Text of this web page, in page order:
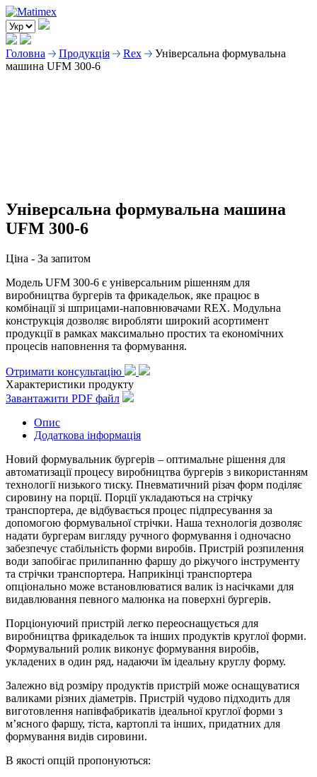
Головна Продукція Rex
Універсальна формувальна
машина UFM 300-6
Універсальна формувальна машина
UFM 300-6
Ціна - За запитом
Модель UFM 300-6 є універсальним рішенням для
виробництва бургерів та фрикадельок, яке працює в
комбінації зі шприцами-наповнювачами REX. Модульна
конструкція дозволяє виробляти широкий асортимент
продукції в рамках максимально простих та економічних
процесів наповнення та формування.
Отримати консультацію
Характеристики продукту
Завантажити PDF файл
Опис
Додаткова інформація
Новий формувальник бургерів – оптимальне рішення для
автоматизації процесу виробництва бургерів з використанням
технології низького тиску. Пневматичний різач форм поділяє
сировину на порції. Порції укладаються на стрічку
транспортера, де відбувається процес підпресування за
допомогою формувальної стрічки. Наша технологія дозволяє
надати бургерам вигляду ручного формування і одночасно
забезпечує стабільність форми виробів. Пристрій розпилення
води запобігає прилипанню фаршу до ріжучого інструменту
та стрічки транспортера. Наприкінці транспортера
опціонально може встановлюватися валик із насічками для
видавлювання певного малюнка на поверхні бургерів.
Порціонуючий пристрій легко переоснащується для
виробництва фрикадельок та інших продуктів круглої форми.
Формувальний ролик виконує формування виробів,
укладених в один ряд, надаючи їм ідеальну круглу форму.
Залежно від розміру продуктів пристрій може оснащуватися
валиками різних діаметрів. Пристрій чудово підходить для
виготовлення напівфабрикатів ідеальної круглої форми з
м’ясного фаршу, тіста, картоплі та інших, придатних для
формування видів сировини.
В якості опцій пропонуються: